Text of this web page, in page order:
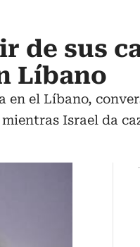
de sus
Líbano
el Líbano,
Israel da